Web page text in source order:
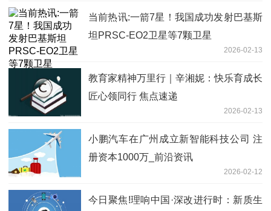
当前热讯:一箭7星！我国成功发射巴基斯
坦PRSC-EO2卫星等7颗卫星
2026-02-13
教育家精神万里行｜辛湘妮：快乐育成长
匠心领同行 焦点速递
2026-02-13
小鹏汽车在广州成立新智能科技公司 注
册资本1000万_前沿资讯
2026-02-12
今日聚焦!理响中国·深改进行时：新质生